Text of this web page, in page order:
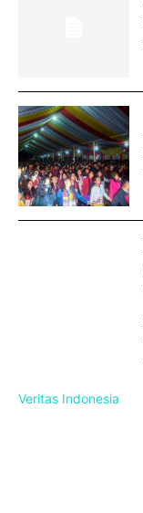
Veritas Indonesia